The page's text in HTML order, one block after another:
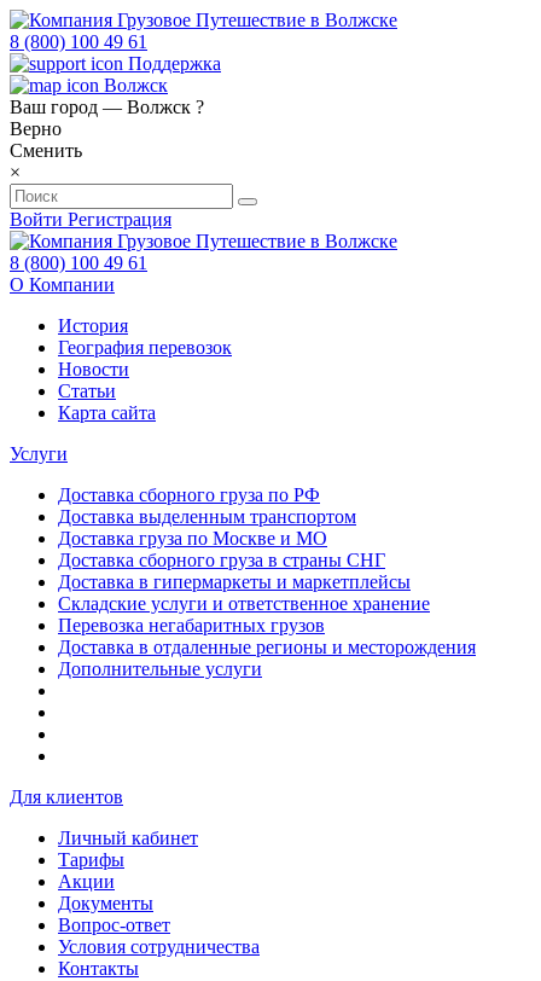
8 (800) 100 49 61
Поддержка
Волжск
Ваш город — Волжск ?
Верно
Сменить
×
Войти Регистрация
8 (800) 100 49 61
О Компании
История
География перевозок
Новости
Статьи
Карта сайта
Услуги
Доставка сборного груза по РФ
Доставка выделенным транспортом
Доставка груза по Москве и МО
Доставка сборного груза в страны СНГ
Доставка в гипермаркеты и маркетплейсы
Складские услуги и ответственное хранение
Перевозка негабаритных грузов
Доставка в отдаленные регионы и месторождения
Дополнительные услуги
Для клиентов
Личный кабинет
Тарифы
Акции
Документы
Вопрос-ответ
Условия сотрудничества
Контакты